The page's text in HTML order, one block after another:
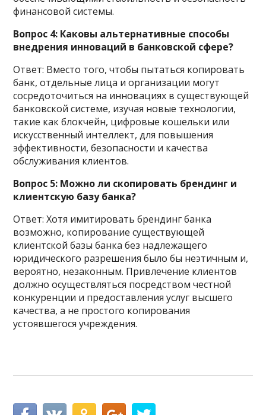
финансовой системы.
Вопрос 4: Каковы альтернативные способы
внедрения инноваций в банковской сфере?
Ответ: Вместо того, чтобы пытаться копировать
банк, отдельные лица и организации могут
сосредоточиться на инновациях в существующей
банковской системе, изучая новые технологии,
такие как блокчейн, цифровые кошельки или
искусственный интеллект, для повышения
эффективности, безопасности и качества
обслуживания клиентов.
Вопрос 5: Можно ли скопировать брендинг и
клиентскую базу банка?
Ответ: Хотя имитировать брендинг банка
возможно, копирование существующей
клиентской базы банка без надлежащего
юридического разрешения было бы неэтичным и,
вероятно, незаконным. Привлечение клиентов
должно осуществляться посредством честной
конкуренции и предоставления услуг высшего
качества, а не простого копирования
устоявшегося учреждения.